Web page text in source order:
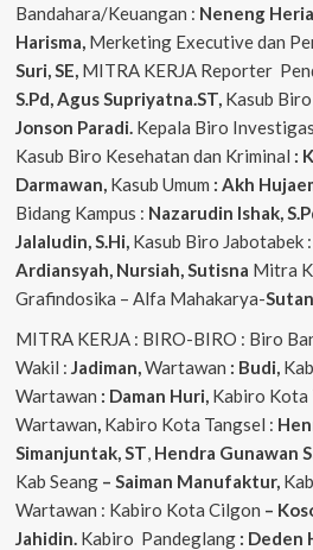
Bandahara/Keuangan : Neneng
Harisma, Merketing Executive dan
Suri, SE, MITRA KERJA Reporter
S.Pd, AgusSupriyatna.ST, Kasub
Jonson Paradi. Kepala Biro
Kasub Biro Kesehatan dan Kriminal :
Darmawan, Kasub Umum : Akh
Bidang Kampus : Nazarudin Ishak,
Jalaludin, S.Hi, Kasub Biro Jabotabek :
Ardiansyah, Nursiah, Sutisna Mitra
Grafindosika – Alfa Mahakarya-
MITRA KERJA : BIRO-BIRO : Biro
Wakil : Jadiman,Wartawan : Budi,
Wartawan : Daman Huri, Kabiro Kota
Wartawan, Kabiro Kota Tangsel :
Simanjuntak, ST, Hendra Gunawan
Kab Seang– Saiman Manufaktur,
Wartawan : Kabiro Kota Cilgon –
Jahidin. Kabiro Pandeglang : Deden